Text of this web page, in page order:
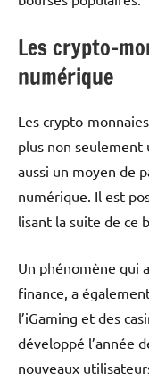
Les crypto-
numérique
Les crypto-
plus non seulement
aussi un moyen de
numérique. Il est
lisant la suite de ce
Un phénomène qui
finance, a
l’iGaming et des
développé l’année
nouveaux